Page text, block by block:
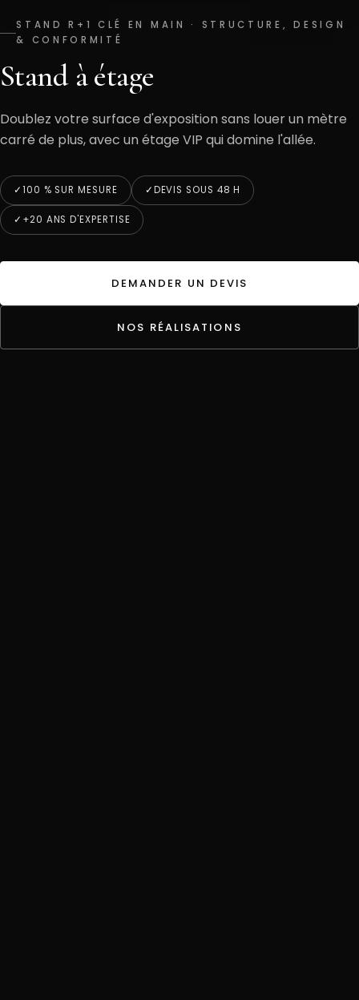
STAND R+1 CLÉ EN MAIN · STRUCTURE, DESIGN
& CONFORMITÉ
Stand à étage
Doublez votre surface d'exposition sans louer un mètre
carré de plus, avec un étage VIP qui domine l'allée.
100 % SUR MESURE DEVIS SOUS 48 H
+20 ANS D'EXPERTISE
DEMANDER UN DEVIS
NOS RÉALISATIONS